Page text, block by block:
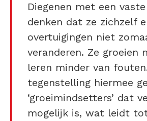
Diegenen met een
denken dat ze zichzelf
overtuigingen niet
veranderen. Ze groeien
leren minder van
tegenstelling hiermee
‘groeimindsetters’ dat
mogelijk is, wat leidt